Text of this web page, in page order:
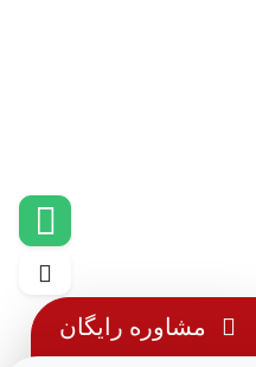
مشاوره رایگان